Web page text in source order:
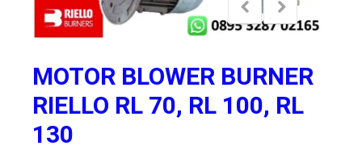
MOTOR BLOWER BURNER
RIELLO RL 70, RL 100, RL
130